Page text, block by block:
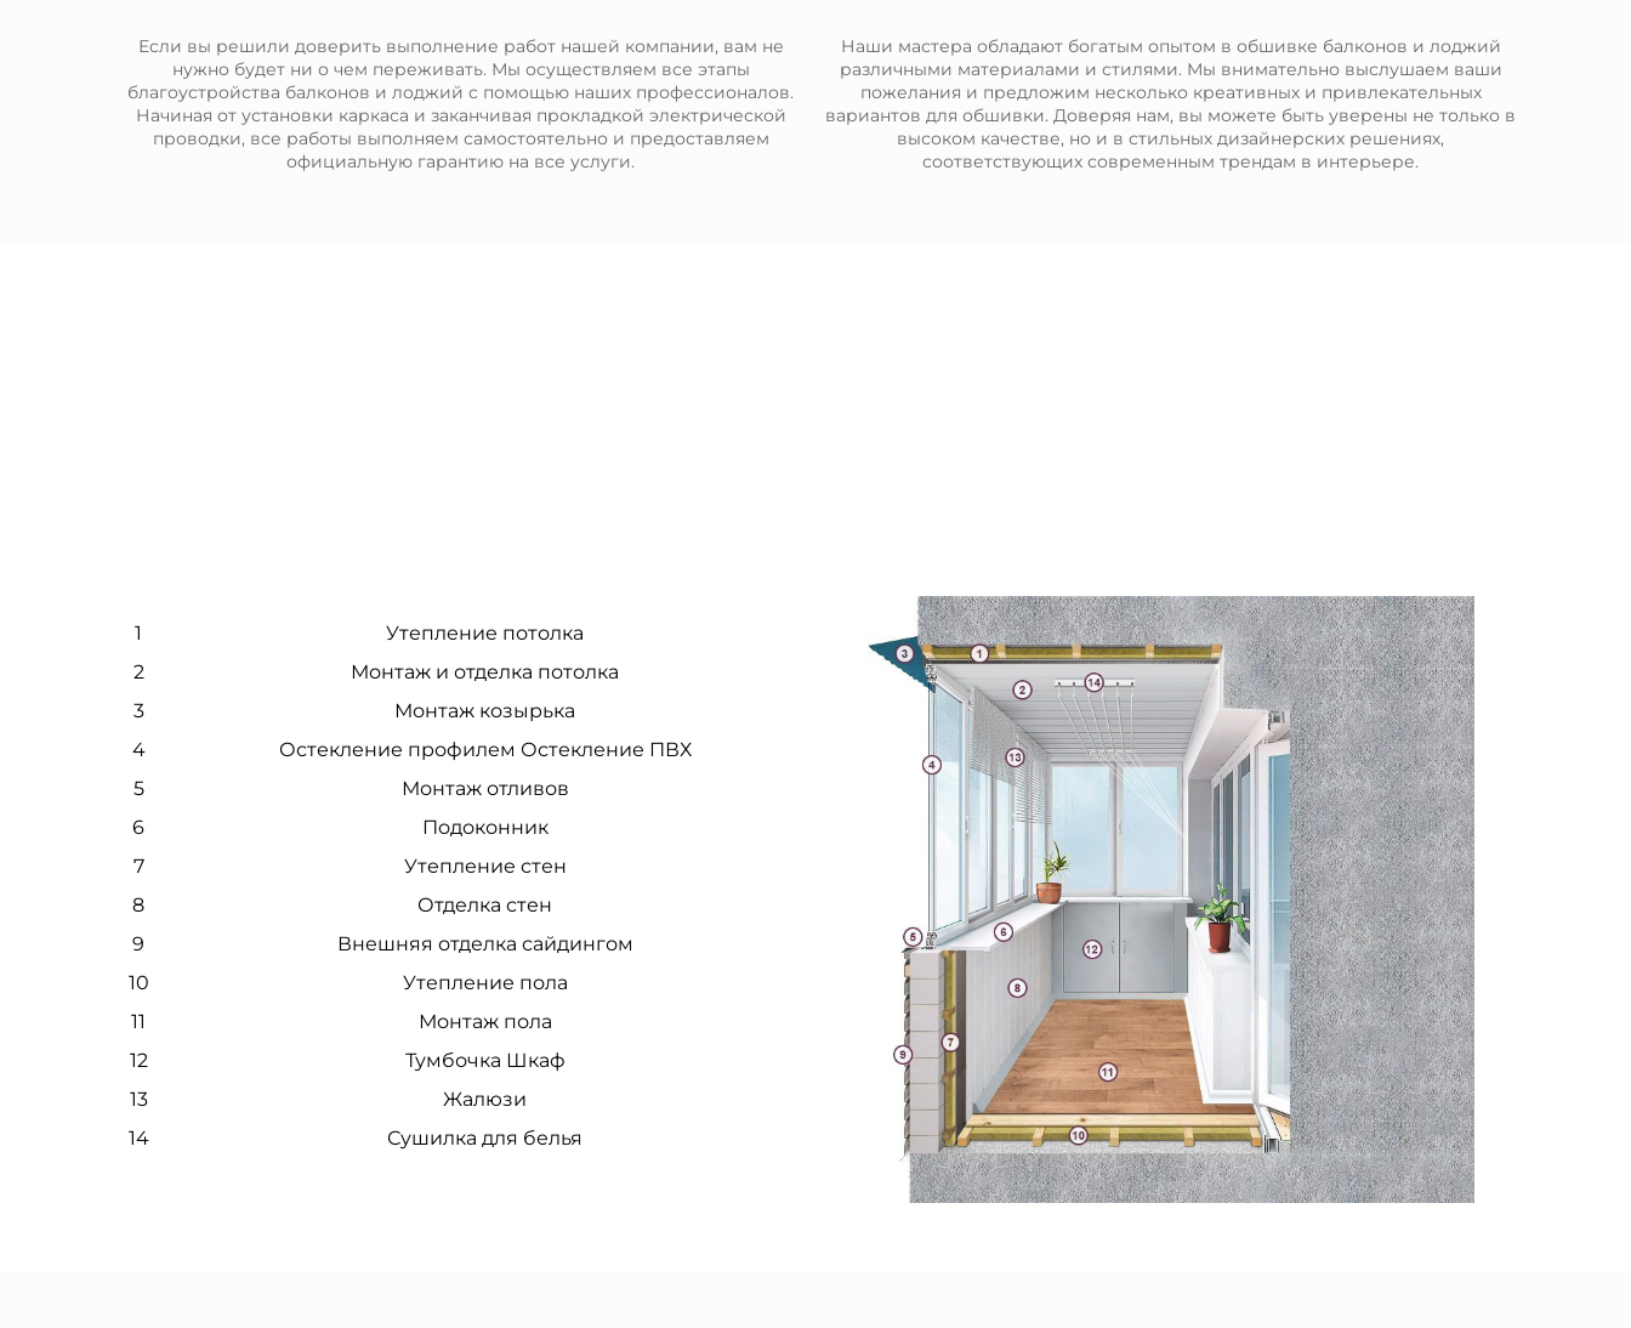
Если вы решили доверить выполнение работ нашей компании, вам не
нужно будет ни о чем переживать. Мы осуществляем все этапы
благоустройства балконов и лоджий с помощью наших профессионалов.
Начиная от установки каркаса и заканчивая прокладкой электрической
проводки, все работы выполняем самостоятельно и предоставляем
официальную гарантию на все услуги.
Наши мастера обладают богатым опытом в обшивке балконов и лоджий
различными материалами и стилями. Мы внимательно выслушаем ваши
пожелания и предложим несколько креативных и привлекательных
вариантов для обшивки. Доверяя нам, вы можете быть уверены не только в
высоком качестве, но и в стильных дизайнерских решениях,
соответствующих современным трендам в интерьере.
1
Утепление потолка
2
Монтаж и отделка потолка
3
Монтаж козырька
4
Остекление профилем Остекление ПВХ
5
Монтаж отливов
6
Подоконник
7
Утепление стен
8
Отделка стен
9
Внешняя отделка сайдингом
10
Утепление пола
11
Монтаж пола
12
Тумбочка Шкаф
13
Жалюзи
14
Сушилка для белья